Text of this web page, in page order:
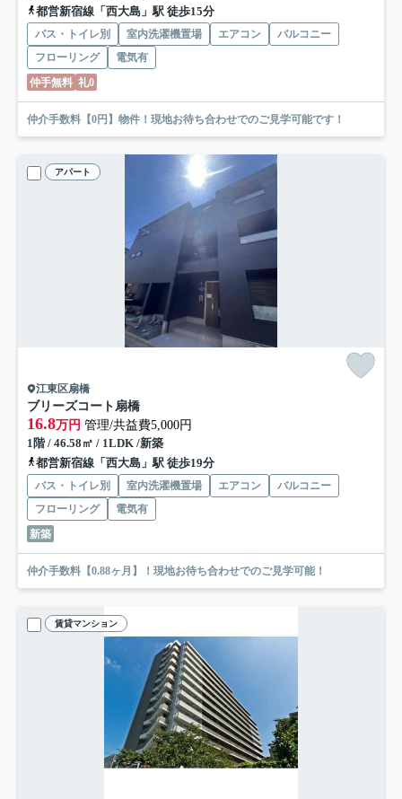
都営新宿線「西大島」駅 徒歩15分
バス・トイレ別 室内洗濯機置場 エアコン
バルコニー
フローリング
電気有
仲手無料 礼0
仲介手数料【0円】物件！現地お待ち合わせでのご見学可能です！
アパート
江東区扇橋
ブリーズコート扇橋
16.8万円 管理/共益費5,000円
1階 / 46.58㎡ / 1LDK /新築
都営新宿線「西大島」駅 徒歩19分
バス・トイレ別 室内洗濯機置場 エアコン
バルコニー
フローリング
電気有
新築
仲介手数料【0.88ヶ月】！現地お待ち合わせでのご見学可能！
賃貸マンション